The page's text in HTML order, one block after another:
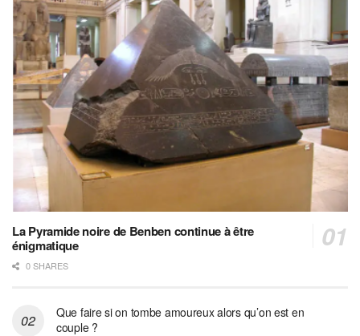
La Pyramide noire de Benben continue à être
énigmatique
0 SHARES
Que faire si on tombe amoureux alors qu’on est en
couple ?